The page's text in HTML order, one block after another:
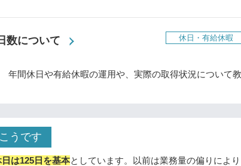
数について 休日・有給休暇
年間休日や有給休暇の運用や、実際の取得状況について教
うです
は125日を基本としています。以前は業務量の偏りによ